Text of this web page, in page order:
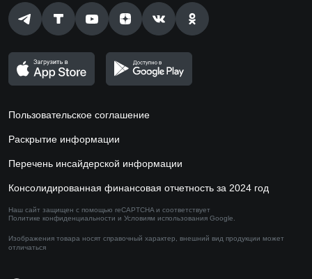
Пользовательское соглашение
Раскрытие информации
Перечень инсайдерской информации
Консолидированная финансовая отчетность за 2024 год
Наш сайт защищен с помощью reCAPTCHA и соответствует
Политике конфиденциальности и Условиям использования Google.
Изображения товара носят справочный характер, внешний вид продукции может
отличаться